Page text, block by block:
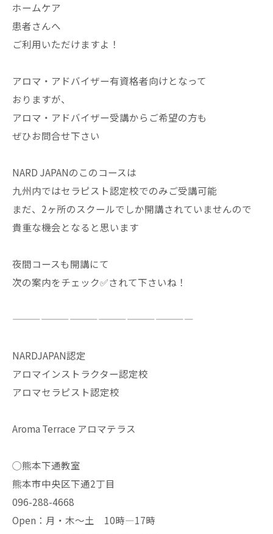
ホームケア
患者さんへ
ご利用いただけますよ！
アロマ・アドバイザー有資格者向けとなって
おりますが、
アロマ・アドバイザー受講からご希望の方も
ぜひお問合せ下さい
NARD JAPANのこのコースは
九州内ではセラピスト認定校でのみご受講可能
まだ、2ヶ所のスクールでしか開講されていませんので
貴重な機会となると思います
夜間コースも開講にて
次の案内をチェック✅されて下さいね！
———————————————————
NARDJAPAN認定
アロマインストラクター認定校
アロマセラピスト認定校
Aroma Terrace アロマテラス
◯熊本下通教室
熊本市中央区下通2丁目
096-288-4668
Open：月・木〜土 10時—17時